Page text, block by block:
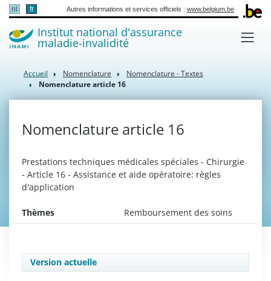
nl fr Autres informations et services officiels : www.belgium.be
Institut national d'assurance
maladie-invalidité
Accueil Nomenclature
Nomenclature - Textes
Nomenclature article 16
Nomenclature article 16
Prestations techniques médicales spéciales - Chirurgie
- Article 16 - Assistance et aide opératoire: règles
d'application
Thèmes Remboursement des soins
Version actuelle